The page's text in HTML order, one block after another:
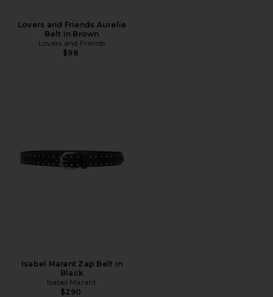
Lovers and Friends Aurelie
Belt in Brown
Lovers and Friends
$98
Isabel Marant Zap Belt in
Black
Isabel Marant
$290